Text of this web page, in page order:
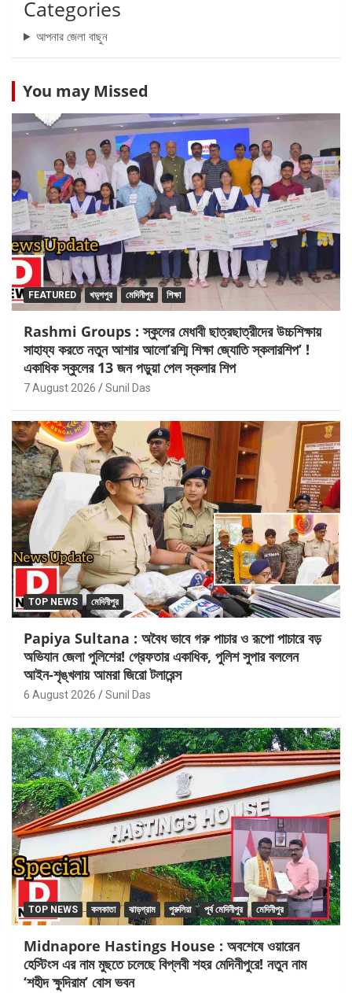
Categories
আপনার জেলা বাছুন
You may Missed
FEATURED খড়্গপুর মেদিনীপুর শিক্ষা
Rashmi Groups : স্কুলের মেধাবী ছাত্রছাত্রীদের উচ্চশিক্ষায়
সাহায্য করতে নতুন আশার আলো’রশ্মি শিক্ষা জ্যোতি স্কলারশিপ’ !
একাধিক স্কুলের 13 জন পড়ুয়া পেল স্কলার শিপ
7 August 2026 Sunil Das
TOP NEWS মেদিনীপুর
Papiya Sultana : অবৈধ ভাবে গরু পাচার ও রূপো পাচারে বড়
অভিযান জেলা পুলিশের! গ্রেফতার একাধিক, পুলিশ সুপার বললেন
আইন-শৃঙ্খলায় আমরা জিরো টলারেন্স
6 August 2026 Sunil Das
TOP NEWS কলকাতা ঝাড়গ্রাম পুরুলিয়া পূর্ব মেদিনীপুর মেদিনীপুর
Midnapore Hastings House : অবশেষে ওয়ারেন
হেস্টিংস এর নাম মুছতে চলেছে বিপ্লবী শহর মেদিনীপুরে! নতুন নাম
‘শহীদ ক্ষুদিরাম’ বোস ভবন